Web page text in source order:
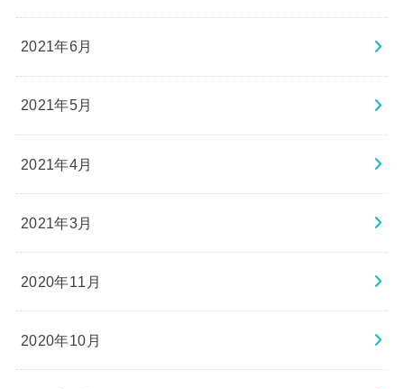
2021年6月
2021年5月
2021年4月
2021年3月
2020年11月
2020年10月